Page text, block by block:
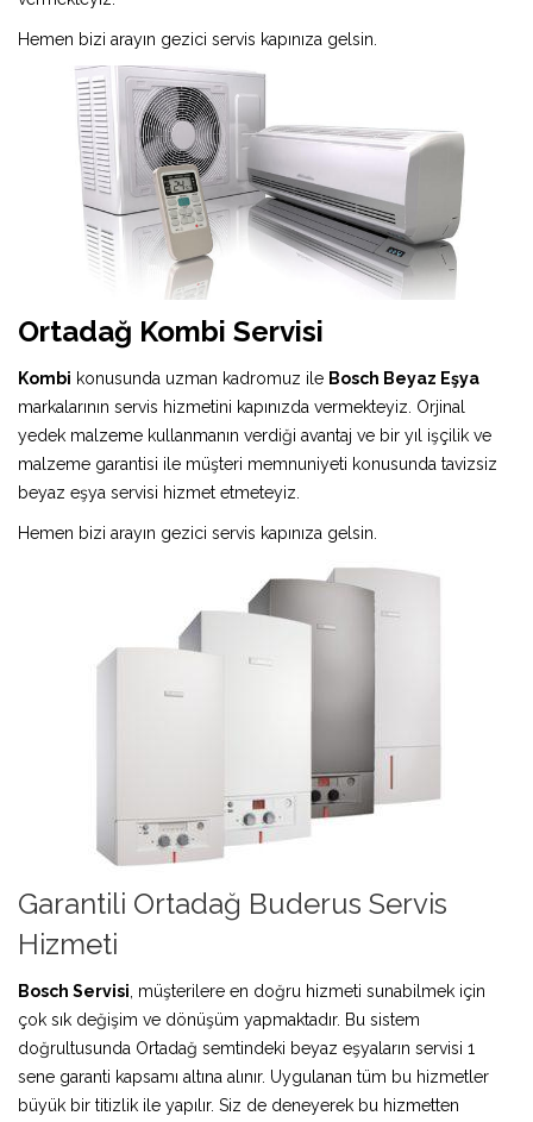
Hemen bizi arayın gezici servis kapınıza gelsin.
Ortadağ Kombi Servisi
Kombi konusunda uzman kadromuz ile Bosch Beyaz Eşya
markalarının servis hizmetini kapınızda vermekteyiz. Orjinal
yedek malzeme kullanmanın verdiği avantaj ve bir yıl işçilik ve
malzeme garantisi ile müşteri memnuniyeti konusunda tavizsiz
beyaz eşya servisi hizmet etmeteyiz.
Hemen bizi arayın gezici servis kapınıza gelsin.
Garantili Ortadağ Buderus Servis
Hizmeti
Bosch Servisi , müşterilere en doğru hizmeti sunabilmek için
çok sık değişim ve dönüşüm yapmaktadır. Bu sistem
doğrultusunda Ortadağ semtindeki beyaz eşyaların servisi 1
sene garanti kapsamı altına alınır. Uygulanan tüm bu hizmetler
büyük bir titizlik ile yapılır. Siz de deneyerek bu hizmetten